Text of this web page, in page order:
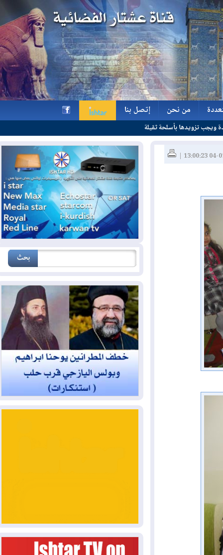
من نحن
من نحن
إتصل بنا
إتصل بنا
ثقيلة
h